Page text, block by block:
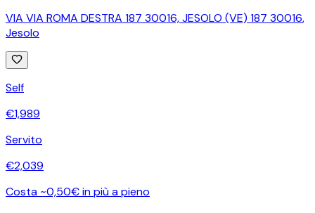
VIA VIA ROMA DESTRA 187 30016, JESOLO (VE) 187 30016,
Jesolo
Self
€1,989
Servito
€2,039
Costa ~0,50€ in più a pieno